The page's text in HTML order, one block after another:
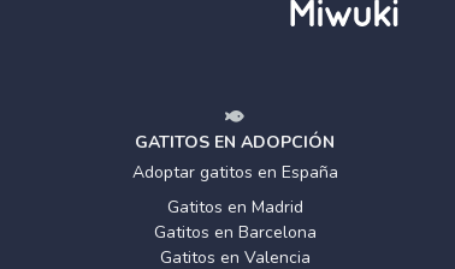
GATITOS EN ADOPCIÓN
Adoptar gatitos en España
Gatitos en Madrid
Gatitos en Barcelona
Gatitos en Valencia